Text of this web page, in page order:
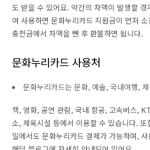
도 받을 수 있어요. 약간의 차액이 발생할
여 사용하면 문화누리카드 지원금이 먼저
충전금에서 차액을 뺀 후 환불하면 됩니다.
문화누리카드 사용처
문화누리카드는 문화, 예술, 국내여행,
책, 영화, 공연 관람, 국내 항공, 고속버스,
소, 체육시설 등에서 이용할 수 있습니다.
일에서도 문화누리카드 결제가 가능하며,